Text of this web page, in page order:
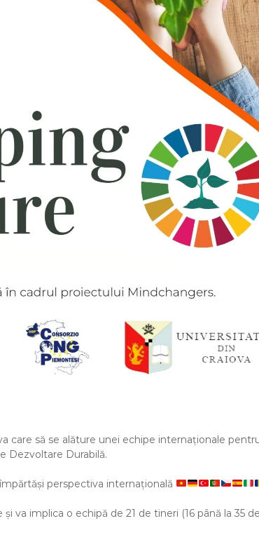
care să se alăture unei echipe internaționale
Dezvoltare Durabilă.
perspectiva internațională
va implica o echipă de 21 de tineri (16 până la 35